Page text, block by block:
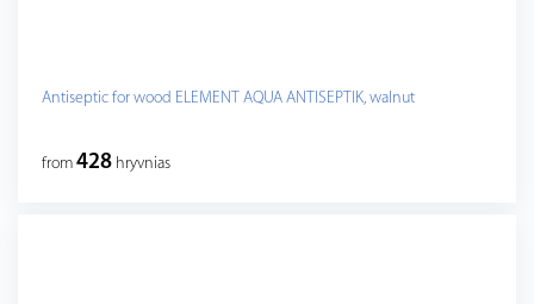
Antiseptic for wood ELEMENT AQUA ANTISEPTIK, walnut
from 428 hryvnias